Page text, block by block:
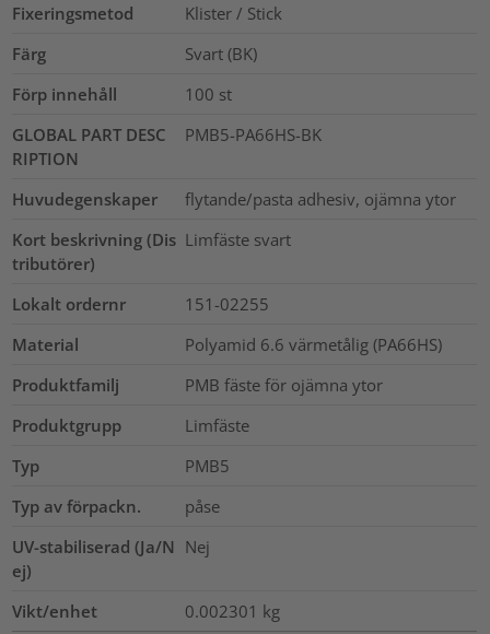
Fixeringsmetod
Klister / Stick
Färg
Svart (BK)
Förp innehåll
100 st
GLOBAL PART DESC
RIPTION
PMB5-PA66HS-BK
Huvudegenskaper
flytande/pasta adhesiv, ojämna ytor
Kort beskrivning (Dis
tributörer)
Limfäste svart
Lokalt ordernr
151-02255
Material
Polyamid 6.6 värmetålig (PA66HS)
Produktfamilj
PMB fäste för ojämna ytor
Produktgrupp
Limfäste
Typ
PMB5
Typ av förpackn.
påse
UV-stabiliserad (Ja/N
ej)
Nej
Vikt/enhet 0.002301 kg